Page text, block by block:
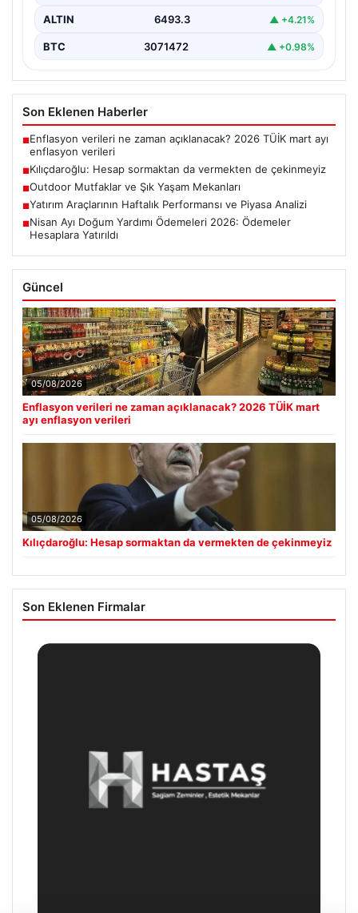
ALTIN 6493.3 ▲ +4.21%
BTC 3071472 ▲ +0.98%
Son Eklenen Haberler
■Enflasyon verileri ne zaman açıklanacak? 2026 TÜİK mart ayı
enflasyon verileri
■Kılıçdaroğlu: Hesap sormaktan da vermekten de çekinmeyiz
■Outdoor Mutfaklar ve Şık Yaşam Mekanları
■Yatırım Araçlarının Haftalık Performansı ve Piyasa Analizi
■Nisan Ayı Doğum Yardımı Ödemeleri 2026: Ödemeler
Hesaplara Yatırıldı
Güncel
05/08/2026
Enflasyon verileri ne zaman açıklanacak? 2026 TÜİK mart
ayı enflasyon verileri
05/08/2026
Kılıçdaroğlu: Hesap sormaktan da vermekten de çekinmeyiz
Son Eklenen Firmalar